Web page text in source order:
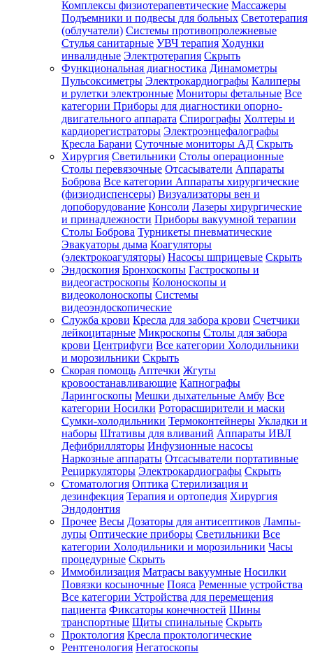
Комплексы физиотерапевтические Массажеры
Подъемники и подвесы для больных Светотерапия
(облучатели) Системы противопролежневые
Стулья санитарные УВЧ терапия Ходунки
инвалидные Электротерапия Скрыть
Функциональная диагностика Динамометры
Пульсоксиметры Электрокардиографы Калиперы
и рулетки электронные Мониторы фетальные Все
категории Приборы для диагностики опорно-
двигательного аппарата Спирографы Холтеры и
кардиорегистраторы Электроэнцефалографы
Кресла Барани Суточные мониторы АД Скрыть
Хирургия Светильники Столы операционные
Столы перевязочные Отсасыватели Аппараты
Боброва Все категории Аппараты хирургические
(физиодиспенсеры) Визуализаторы вен и
допоборудование Консоли Лазеры хирургические
и принадлежности Приборы вакуумной терапии
Столы Боброва Турникеты пневматические
Эвакуаторы дыма Коагуляторы
(электрокоагуляторы) Насосы шприцевые Скрыть
Эндоскопия Бронхоскопы Гастроскопы и
видеогастроскопы Колоноскопы и
видеоколоноскопы Системы
видеоэндоскопические
Служба крови Кресла для забора крови Счетчики
лейкоцитарные Микроскопы Столы для забора
крови Центрифуги Все категории Холодильники
и морозильники Скрыть
Скорая помощь Аптечки Жгуты
кровоостанавливающие Капнографы
Ларингоскопы Мешки дыхательные Амбу Все
категории Носилки Роторасширители и маски
Сумки-холодильники Термоконтейнеры Укладки и
наборы Штативы для вливаний Аппараты ИВЛ
Дефибрилляторы Инфузионные насосы
Наркозные аппараты Отсасыватели портативные
Рециркуляторы Электрокардиографы Скрыть
Стоматология Оптика Стерилизация и
дезинфекция Терапия и ортопедия Хирургия
Эндодонтия
Прочее Весы Дозаторы для антисептиков Лампы-
лупы Оптические приборы Светильники Все
категории Холодильники и морозильники Часы
процедурные Скрыть
Иммобилизация Матрасы вакуумные Носилки
Повязки косыночные Пояса Ременные устройства
Все категории Устройства для перемещения
пациента Фиксаторы конечностей Шины
транспортные Щиты спинальные Скрыть
Проктология Кресла проктологические
Рентгенология Негатоскопы